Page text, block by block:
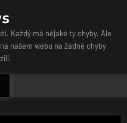
Každý má nějaké ty chyby. Ale
našem webu na žádné chyby